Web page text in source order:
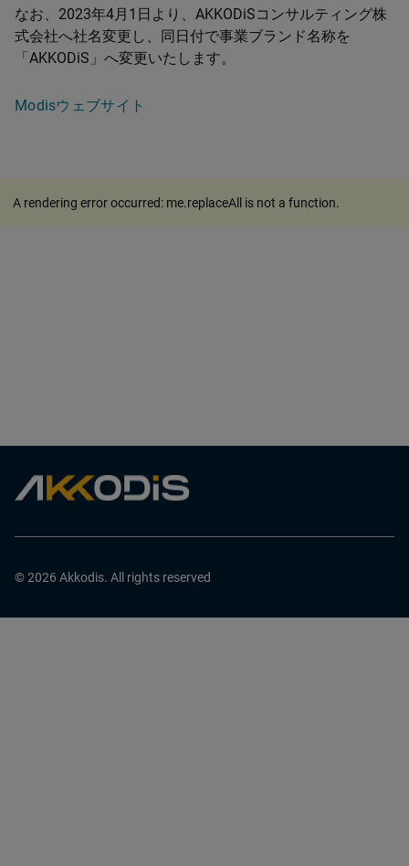
なお、2023年4月1日より、AKKODiSコンサルティング株
式会社へ社名変更し、同日付で事業ブランド名称を
「AKKODiS」へ変更いたします。
Modisウェブサイト
A rendering error occurred: me.replaceAll is not a function.
© 2026 Akkodis. All rights reserved